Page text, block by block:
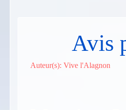
Avis
Auteur(s): Vive l'Alagnon